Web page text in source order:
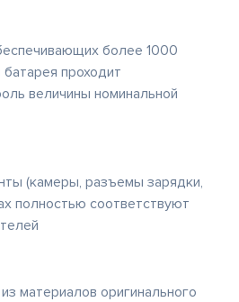
более 1000
проходит
величины номинальной
(камеры, разъемы зарядки,
полностью соответствуют
материалов оригинального